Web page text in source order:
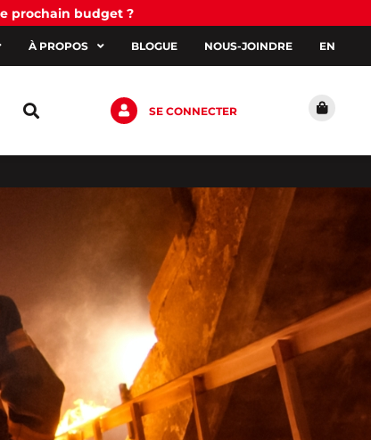
prochain budget ?
À PROPOS BLOGUE NOUS-JOINDRE EN
SE CONNECTER